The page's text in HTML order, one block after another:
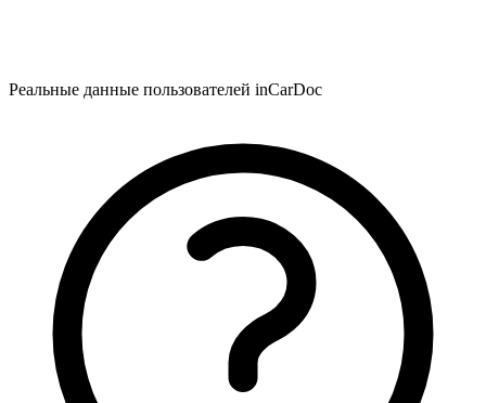
Реальные данные пользователей inCarDoc